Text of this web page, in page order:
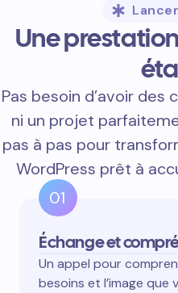
Une prestation
Pas besoin d’avoir
ni un projet
pas à pas pour
WordPress prêt à
01
Échange et
Un appel pour
besoins et l’image que